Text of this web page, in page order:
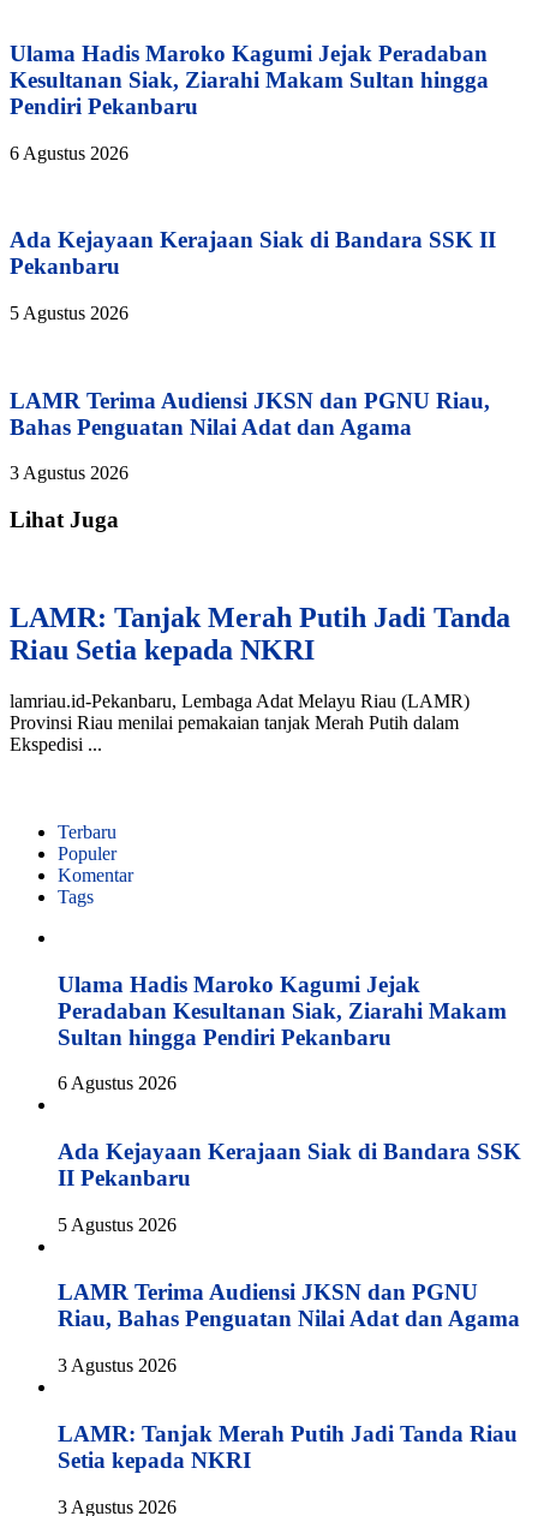
Ulama Hadis Maroko Kagumi Jejak Peradaban
Kesultanan Siak, Ziarahi Makam Sultan hingga
Pendiri Pekanbaru
6 Agustus 2026
Ada Kejayaan Kerajaan Siak di Bandara SSK II
Pekanbaru
5 Agustus 2026
LAMR Terima Audiensi JKSN dan PGNU Riau,
Bahas Penguatan Nilai Adat dan Agama
3 Agustus 2026
Lihat Juga
LAMR: Tanjak Merah Putih Jadi Tanda
Riau Setia kepada NKRI
lamriau.id-Pekanbaru, Lembaga Adat Melayu Riau (LAMR)
Provinsi Riau menilai pemakaian tanjak Merah Putih dalam
Ekspedisi ...
Terbaru
Populer
Komentar
Tags
Ulama Hadis Maroko Kagumi Jejak
Peradaban Kesultanan Siak, Ziarahi Makam
Sultan hingga Pendiri Pekanbaru
6 Agustus 2026
Ada Kejayaan Kerajaan Siak di Bandara SSK
II Pekanbaru
5 Agustus 2026
LAMR Terima Audiensi JKSN dan PGNU
Riau, Bahas Penguatan Nilai Adat dan Agama
3 Agustus 2026
LAMR: Tanjak Merah Putih Jadi Tanda Riau
Setia kepada NKRI
3 Agustus 2026